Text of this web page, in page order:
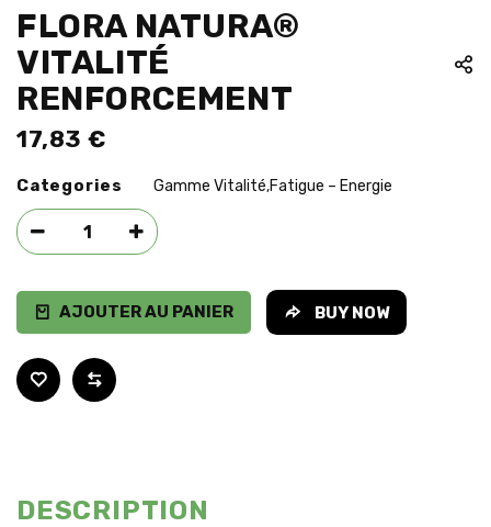
FLORA NATURA®
VITALITÉ
RENFORCEMENT
17,83 €
Categories Gamme Vitalité,Fatigue – Energie
AJOUTER AU PANIER BUY NOW
DESCRIPTION